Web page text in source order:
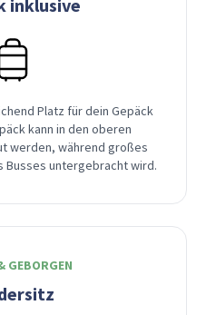
inklusive
Platz für dein Gepäck
kann in den oberen
werden, während großes
Busses untergebracht wird.
GEBORGEN